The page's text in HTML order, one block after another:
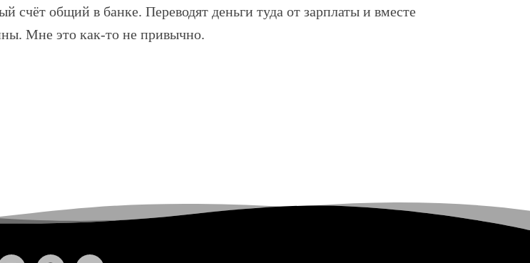
общий в банке. Переводят деньги туда от зарплаты и вместе
Мне это как-то не привычно.